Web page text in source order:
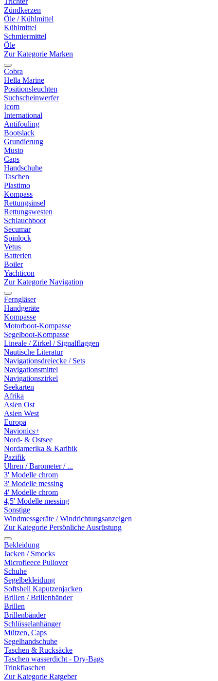
Zündkerzen
Öle / Kühlmittel
Kühlmittel
Schmiermittel
Öle
Zur Kategorie Marken
Cobra
Hella Marine
Positionsleuchten
Suchscheinwerfer
Icom
International
Antifouling
Bootslack
Grundierung
Musto
Caps
Handschuhe
Taschen
Plastimo
Kompass
Rettungsinsel
Rettungswesten
Schlauchboot
Secumar
Spinlock
Vetus
Batterien
Boiler
Yachticon
Zur Kategorie Navigation
Ferngläser
Handgeräte
Kompasse
Motorboot-Kompasse
Segelboot-Kompasse
Lineale / Zirkel / Signalflaggen
Nautische Literatur
Navigationsdreiecke / Sets
Navigationsmittel
Navigationszirkel
Seekarten
Afrika
Asien Ost
Asien West
Europa
Navionics+
Nord- & Ostsee
Nordamerika & Karibik
Pazifik
Uhren / Barometer / ...
3' Modelle chrom
3' Modelle messing
4' Modelle chrom
4,5' Modelle messing
Sonstige
Windmessgeräte / Windrichtungsanzeigen
Zur Kategorie Persönliche Ausrüstung
Bekleidung
Jacken / Smocks
Microfleece Pullover
Schuhe
Segelbekleidung
Softshell Kaputzenjacken
Brillen / Brillenbänder
Brillen
Brillenbänder
Schlüsselanhänger
Mützen, Caps
Segelhandschuhe
Taschen & Rucksäcke
Taschen wasserdicht - Dry-Bags
Trinkflaschen
Zur Kategorie Ratgeber